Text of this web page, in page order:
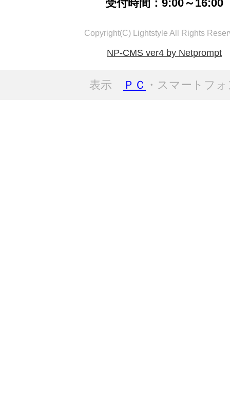
受付時間：9:00～16:00
Copyright(C) Lightstyle All Rights
NP-CMS ver4 by Netprompt
表示 ＰＣ ・スマートフ